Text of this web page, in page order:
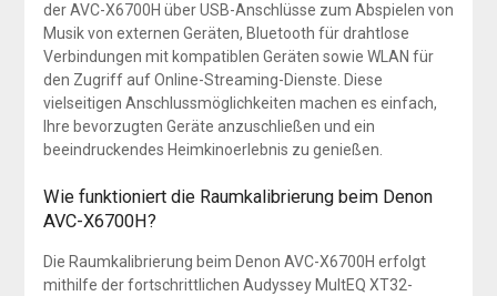
der AVC-X6700H über USB-Anschlüsse zum Abspielen von
Musik von externen Geräten, Bluetooth für drahtlose
Verbindungen mit kompatiblen Geräten sowie WLAN für
den Zugriff auf Online-Streaming-Dienste. Diese
vielseitigen Anschlussmöglichkeiten machen es einfach,
Ihre bevorzugten Geräte anzuschließen und ein
beeindruckendes Heimkinoerlebnis zu genießen.
Wie funktioniert die Raumkalibrierung beim Denon
AVC-X6700H?
Die Raumkalibrierung beim Denon AVC-X6700H erfolgt
mithilfe der fortschrittlichen Audyssey MultEQ XT32-